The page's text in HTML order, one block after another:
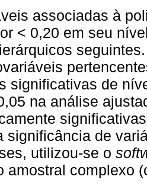
associadas à
< 0,20 em seu
significativas de
na análise
significância de
utilizou-se o
amostral complexo